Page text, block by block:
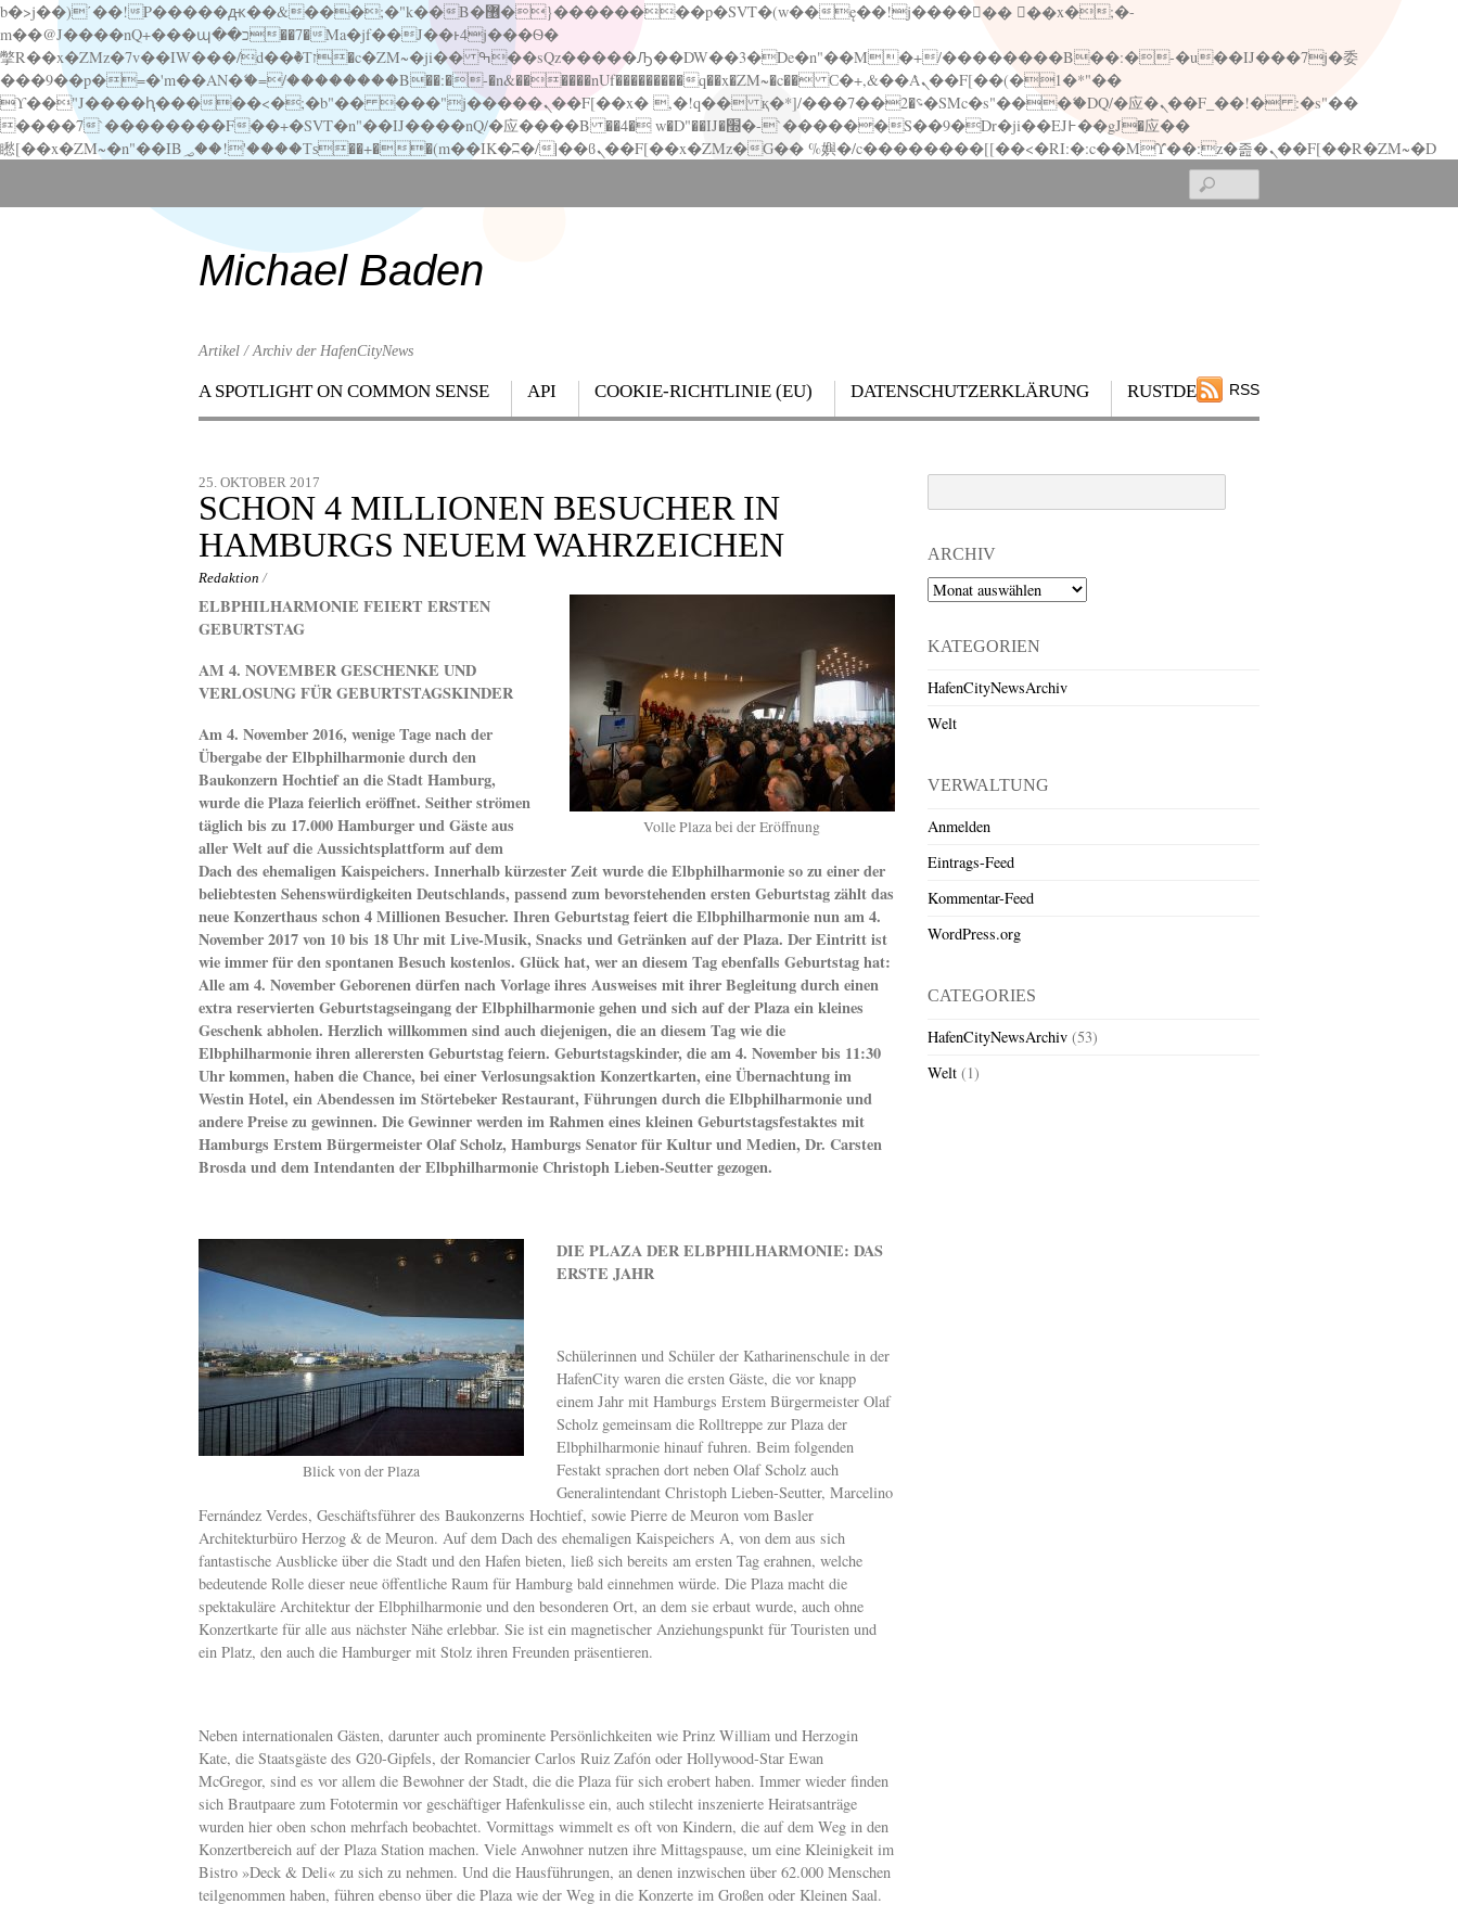
b�>j��)΄��!P�����ԫ��&���;�"k��B�޶�}��������p�SVT�(w��ę��!j������ ��x�;�-
m��@J����nQ+���պ��כ��7�Ma�jf��J��ͱ4j���Ѳ�
撆R��x�ZMz�7v��IW���/d��ٞ�Тז�c�ZM~�ji�� ߒ��sQz�����Ԡ��DW��3�De�n"��M�+/��������B��:�-�u��IJ���7j�委
���9��p�=�'m��AN�ޭ�=/��������B��:�-�n&������nUf���������q��x�ZM~�c�� Ϲ�+,&��Ὰܢ��F[��(�1�*"��
ϒ��"J����ԧ�����<�;�b"�� ���"j�����ܢ��F[��x� ,�!q�� қ�*]/���؝�2��7�SMc�s"���ޭ�DQ/�应�ܢ��F_��!� :�s"��
����7`��������F��+�SVT�n"��IJ����nQ/�应����B ��4� w�D"��IJ�׭�-`������S��9�Dr�ji��EJ߅��gJ�应��
矁[��x�ZM~�n"��IB؃��!'����Тѕ��+��(m��IK�ʭ�/|��ϐܢ��F[��x�ZMz�G�� %嬩�/c��������[[��<�RI:�:c��MΎ��:z�졾�ܢ��F[��R�ZM~�D
down
Michael Baden
Artikel / Archiv der HafenCityNews
RSS
Menu
A SPOTLIGHT ON COMMON SENSE API COOKIE-RICHTLINIE (EU) DATENSCHUTZERKLÄRUNG RUSTDESK
Scroll
content
25. OKTOBER 2017
SCHON 4 MILLIONEN BESUCHER IN
HAMBURGS NEUEM WAHRZEICHEN
Redaktion /
Volle Plaza bei der Eröffnung
ELBPHILHARMONIE FEIERT ERSTEN
GEBURTSTAG
AM 4. NOVEMBER GESCHENKE UND
VERLOSUNG FÜR GEBURTSTAGSKINDER
Am 4. November 2016, wenige Tage nach der
Übergabe der Elbphilharmonie durch den
Baukonzern Hochtief an die Stadt Hamburg,
wurde die Plaza feierlich eröffnet. Seither strömen
täglich bis zu 17.000 Hamburger und Gäste aus
aller Welt auf die Aussichtsplattform auf dem
Dach des ehemaligen Kaispeichers. Innerhalb kürzester Zeit wurde die Elbphilharmonie so zu einer der
beliebtesten Sehenswürdigkeiten Deutschlands, passend zum bevorstehenden ersten Geburtstag zählt das
neue Konzerthaus schon 4 Millionen Besucher. Ihren Geburtstag feiert die Elbphilharmonie nun am 4.
November 2017 von 10 bis 18 Uhr mit Live-Musik, Snacks und Getränken auf der Plaza. Der Eintritt ist
wie immer für den spontanen Besuch kostenlos. Glück hat, wer an diesem Tag ebenfalls Geburtstag hat:
Alle am 4. November Geborenen dürfen nach Vorlage ihres Ausweises mit ihrer Begleitung durch einen
extra reservierten Geburtstagseingang der Elbphilharmonie gehen und sich auf der Plaza ein kleines
Geschenk abholen. Herzlich willkommen sind auch diejenigen, die an diesem Tag wie die
Elbphilharmonie ihren allerersten Geburtstag feiern. Geburtstagskinder, die am 4. November bis 11:30
Uhr kommen, haben die Chance, bei einer Verlosungsaktion Konzertkarten, eine Übernachtung im
Westin Hotel, ein Abendessen im Störtebeker Restaurant, Führungen durch die Elbphilharmonie und
andere Preise zu gewinnen. Die Gewinner werden im Rahmen eines kleinen Geburtstagsfestaktes mit
Hamburgs Erstem Bürgermeister Olaf Scholz, Hamburgs Senator für Kultur und Medien, Dr. Carsten
Brosda und dem Intendanten der Elbphilharmonie Christoph Lieben-Seutter gezogen.
Blick von der Plaza
DIE PLAZA DER ELBPHILHARMONIE: DAS
ERSTE JAHR
Schülerinnen und Schüler der Katharinenschule in der
HafenCity waren die ersten Gäste, die vor knapp
einem Jahr mit Hamburgs Erstem Bürgermeister Olaf
Scholz gemeinsam die Rolltreppe zur Plaza der
Elbphilharmonie hinauf fuhren. Beim folgenden
Festakt sprachen dort neben Olaf Scholz auch
Generalintendant Christoph Lieben-Seutter, Marcelino
Fernández Verdes, Geschäftsführer des Baukonzerns Hochtief, sowie Pierre de Meuron vom Basler
Architekturbüro Herzog & de Meuron. Auf dem Dach des ehemaligen Kaispeichers A, von dem aus sich
fantastische Ausblicke über die Stadt und den Hafen bieten, ließ sich bereits am ersten Tag erahnen, welche
bedeutende Rolle dieser neue öffentliche Raum für Hamburg bald einnehmen würde. Die Plaza macht die
spektakuläre Architektur der Elbphilharmonie und den besonderen Ort, an dem sie erbaut wurde, auch ohne
Konzertkarte für alle aus nächster Nähe erlebbar. Sie ist ein magnetischer Anziehungspunkt für Touristen und
ein Platz, den auch die Hamburger mit Stolz ihren Freunden präsentieren.
Neben internationalen Gästen, darunter auch prominente Persönlichkeiten wie Prinz William und Herzogin
Kate, die Staatsgäste des G20-Gipfels, der Romancier Carlos Ruiz Zafón oder Hollywood-Star Ewan
McGregor, sind es vor allem die Bewohner der Stadt, die die Plaza für sich erobert haben. Immer wieder finden
sich Brautpaare zum Fototermin vor geschäftiger Hafenkulisse ein, auch stilecht inszenierte Heiratsanträge
wurden hier oben schon mehrfach beobachtet. Vormittags wimmelt es oft von Kindern, die auf dem Weg in den
Konzertbereich auf der Plaza Station machen. Viele Anwohner nutzen ihre Mittagspause, um eine Kleinigkeit im
Bistro »Deck & Deli« zu sich zu nehmen. Und die Hausführungen, an denen inzwischen über 62.000 Menschen
teilgenommen haben, führen ebenso über die Plaza wie der Weg in die Konzerte im Großen oder Kleinen Saal.
ARCHIV
Archiv
KATEGORIEN
HafenCityNewsArchiv
Welt
VERWALTUNG
Anmelden
Eintrags-Feed
Kommentar-Feed
WordPress.org
CATEGORIES
HafenCityNewsArchiv (53)
Welt (1)